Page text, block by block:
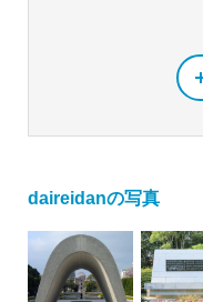
daireidanの写真